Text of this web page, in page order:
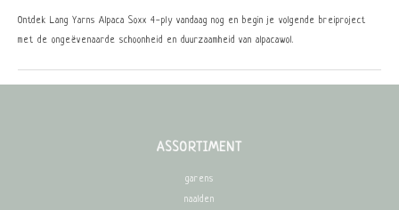
Ontdek Lang Yarns Alpaca Soxx 4-ply vandaag nog en begin je volgende breiproject
met de ongeëvenaarde schoonheid en duurzaamheid van alpacawol.
ASSORTIMENT
garens
naalden